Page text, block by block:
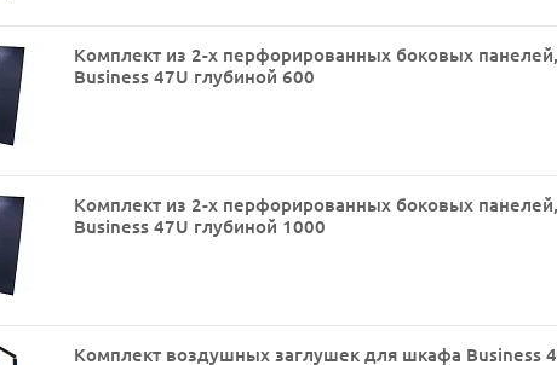
Комплект из 2-х перфорированных боковых
Business 47U глубиной 600
Комплект из 2-х перфорированных боковых
Business 47U глубиной 1000
Комплект воздушных заглушек для шкафа Business